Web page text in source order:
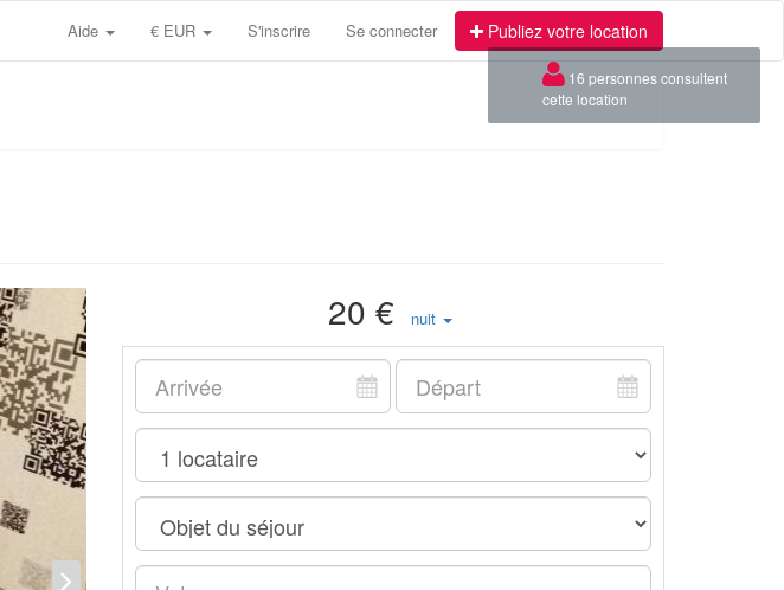
Aide € EUR S'inscrire Se connecter Publiez votre location
20 € nuit
×
16 personnes consultent
cette location